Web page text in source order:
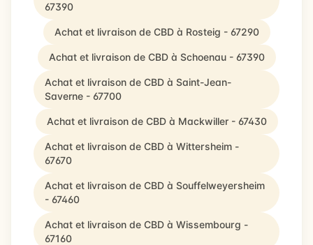
67390
Achat et livraison de CBD à Rosteig - 67290
Achat et livraison de CBD à Schoenau - 67390
Achat et livraison de CBD à Saint-Jean-
Saverne - 67700
Achat et livraison de CBD à Mackwiller - 67430
Achat et livraison de CBD à Wittersheim -
67670
Achat et livraison de CBD à Souffelweyersheim
- 67460
Achat et livraison de CBD à Wissembourg -
67160